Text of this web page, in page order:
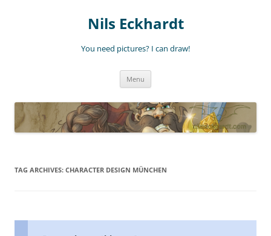
Nils Eckhardt
You need pictures? I can draw!
Menu
TAG ARCHIVES: CHARACTER DESIGN MÜNCHEN